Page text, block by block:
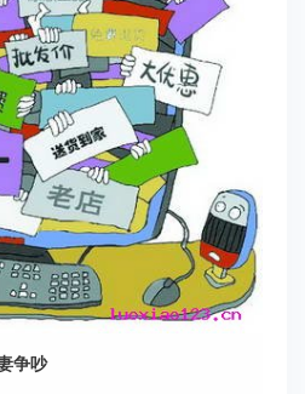
争吵